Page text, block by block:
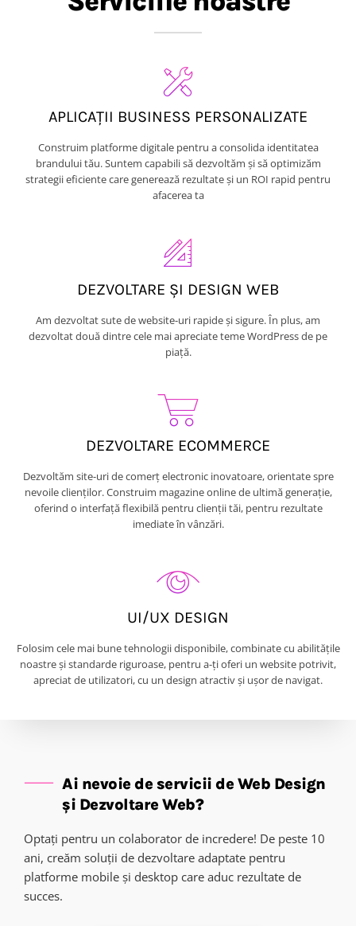
APLICAȚII BUSINESS PERSONALIZATE
Construim platforme digitale pentru a consolida identitatea
brandului tău. Suntem capabili să dezvoltăm și să optimizăm
strategii eficiente care generează rezultate și un ROI rapid pentru
afacerea ta
DEZVOLTARE ȘI DESIGN WEB
Am dezvoltat sute de website-uri rapide și sigure. În plus, am
dezvoltat două dintre cele mai apreciate teme WordPress de pe
piață.
DEZVOLTARE ECOMMERCE
Dezvoltăm site-uri de comerț electronic inovatoare, orientate spre
nevoile clienților. Construim magazine online de ultimă generație,
oferind o interfață flexibilă pentru clienții tăi, pentru rezultate
imediate în vânzări.
UI/UX DESIGN
Folosim cele mai bune tehnologii disponibile, combinate cu abilitățile
noastre și standarde riguroase, pentru a-ți oferi un website potrivit,
apreciat de utilizatori, cu un design atractiv și ușor de navigat.
Ai nevoie de servicii de Web Design
și Dezvoltare Web?
Optați pentru un colaborator de incredere! De peste 10
ani, creăm soluții de dezvoltare adaptate pentru
platforme mobile și desktop care aduc rezultate de
succes.